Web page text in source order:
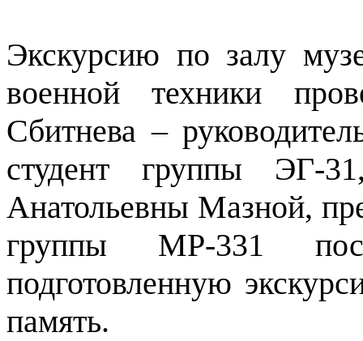
Экскурсию по залу
военной техники
Сбитнева –
студент группы ЭГ-
Анатольевны Мазной,
группы МР-331
подготовленную
память.